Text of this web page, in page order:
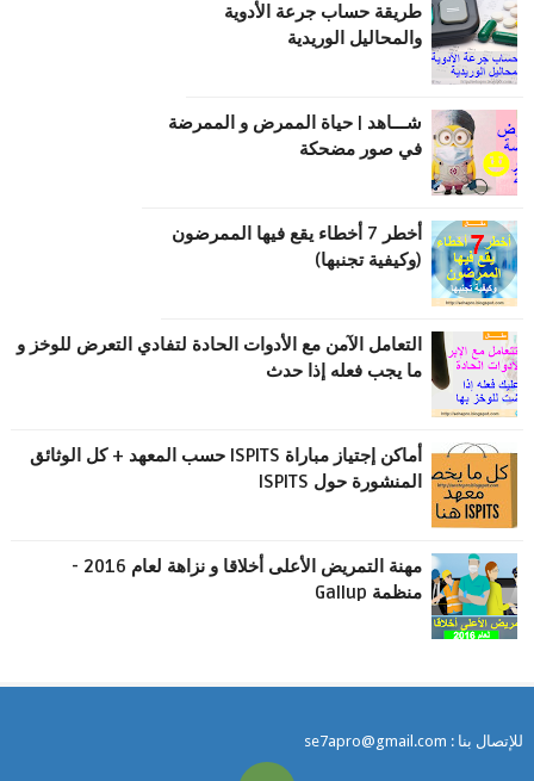
طریقة حساب جرعة الأدویة
والمحالیل الوریدیة
شـــاهد | حياة الممرض و الممرضة
في صور مضحكة
أخطر 7 أخطاء يقع فيها الممرضون
(وكيفية تجنبها)
التعامل الآمن مع الأدوات الحادة لتفادي التعرض للوخز و
ما يجب فعله إذا حدث
أماكن إجتياز مباراة ISPITS حسب المعهد + كل الوثائق
المنشورة حول ISPITS
مهنة التمريض اﻷعلى أخلاقا و نزاهة لعام 2016 -
منظمة Gallup
للإتصال بنا : se7apro@gmail.com